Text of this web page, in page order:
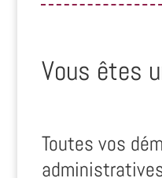
Vous êtes
Toutes vos